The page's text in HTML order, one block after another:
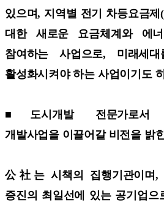
있으며, 지역별 전기 차등요금제
대한 새로운 요금체계와 에
참여하는 사업으로, 미래세
활성화시켜야 하는 사업이기도
■도시개발 전문가로서 파
개발사업을 이끌어갈 비전을 밝
公社는 시책의 집행기관이며,
증진의 최일선에 있는 공기업